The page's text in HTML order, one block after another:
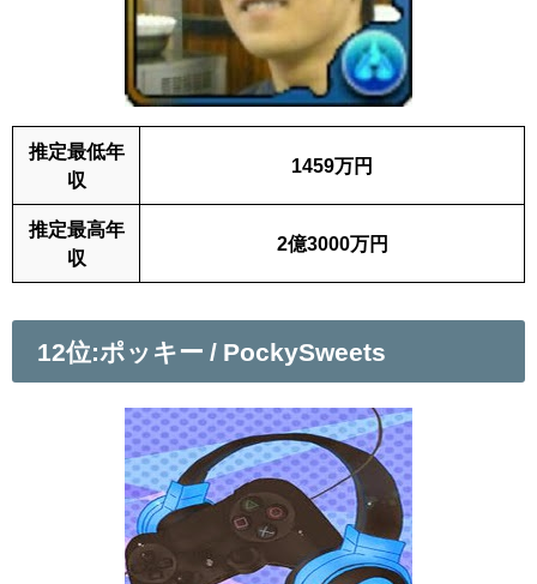
推定最低年
収
1459万円
推定最高年
収
2億3000万円
12位:ポッキー / PockySweets